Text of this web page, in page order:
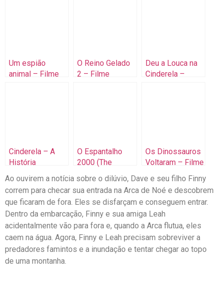
Um espião
animal – Filme
O Reino Gelado
2 – Filme
Deu a Louca na
Cinderela –
Cinderela – A
História
Completa
O Espantalho
2000 (The
Scarecrow 2000)
Os Dinossauros
Voltaram – Filme
Completo
Dublado
Ao ouvirem a notícia sobre o dilúvio, Dave e seu filho Finny
correm para checar sua entrada na Arca de Noé e descobrem
que ficaram de fora. Eles se disfarçam e conseguem entrar.
Dentro da embarcação, Finny e sua amiga Leah
acidentalmente vão para fora e, quando a Arca flutua, eles
caem na água. Agora, Finny e Leah precisam sobreviver a
predadores famintos e a inundação e tentar chegar ao topo
de uma montanha.